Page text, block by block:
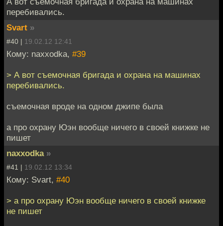
перебивались.
Svart »
#40 | 19.02.12 12:41
Кому: naxxodka, #39
> А вот съемочная бригада и охрана на машинах
перебивались.
съемочная вроде на одном джипе была
а про охрану Юэн вообще ничего в своей книжке не
пишет
naxxodka »
#41 | 19.02.12 13:34
Кому: Svart, #40
> а про охрану Юэн вообще ничего в своей книжке
не пишет